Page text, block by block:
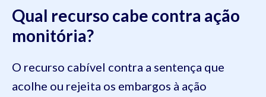
Qual recurso cabe contra ação
monitória?
O recurso cabível contra a sentença que
acolhe ou rejeita os embargos à ação